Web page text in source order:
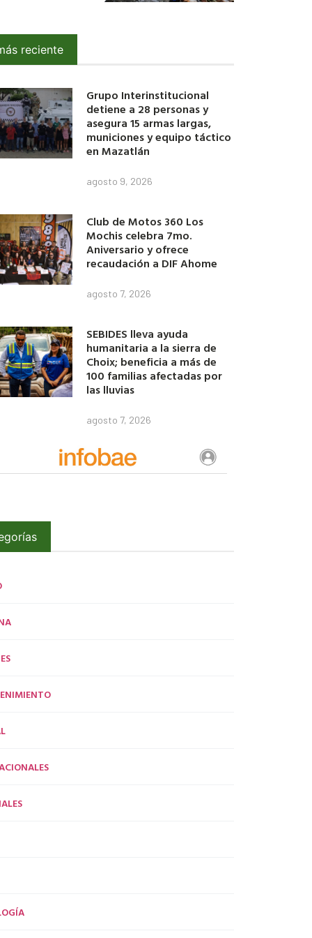
reciente
Grupo Interinstitucional
detiene a 28 personas y
asegura 15 armas largas,
municiones y equipo táctico
en Mazatlán
agosto 9, 2026
Club de Motos 360 Los
Mochis celebra 7mo.
Aniversario y ofrece
recaudación a DIF Ahome
agosto 7, 2026
SEBIDES lleva ayuda
humanitaria a la sierra de
Choix; beneficia a más de
100 familias afectadas por
las lluvias
agosto 7, 2026